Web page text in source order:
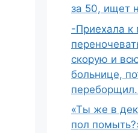
за 50, ищет
-Приехала к
скорую и
больнице,
«Ты же в
пол